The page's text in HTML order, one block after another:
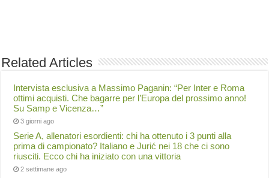
Related Articles
Intervista esclusiva a Massimo Paganin: “Per Inter e Roma
ottimi acquisti. Che bagarre per l’Europa del prossimo anno!
Su Samp e Vicenza…”
3 giorni ago
Serie A, allenatori esordienti: chi ha ottenuto i 3 punti alla
prima di campionato? Italiano e Jurić nei 18 che ci sono
riusciti. Ecco chi ha iniziato con una vittoria
2 settimane ago